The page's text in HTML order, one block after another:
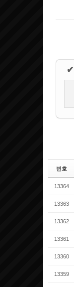
✔
번호
13364
13363
13362
13361
13360
13359